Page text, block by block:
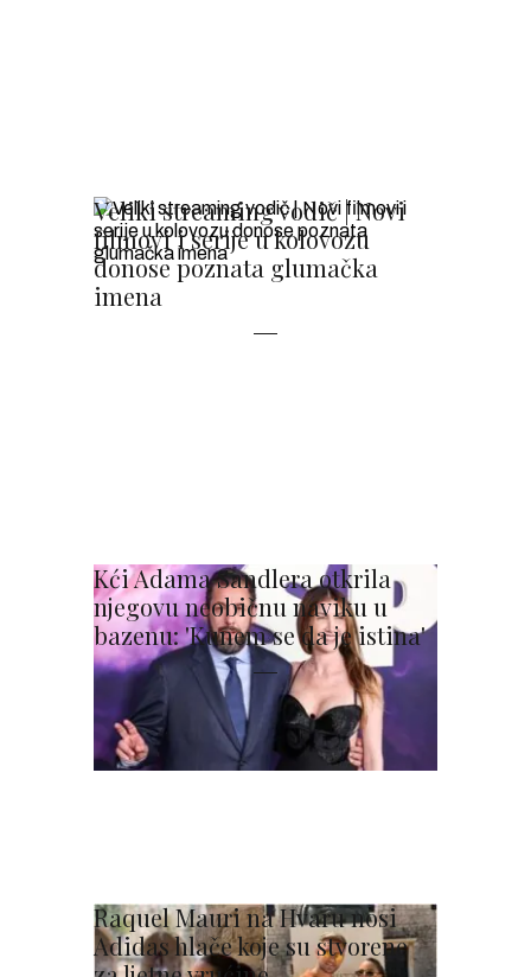
Veliki streaming vodič | Novi
filmovi i serije u kolovozu
donose poznata glumačka
imena
Kći Adama Sandlera otkrila
njegovu neobičnu naviku u
bazenu: 'Kunem se da je istina'
Raquel Mauri na Hvaru nosi
Adidas hlače koje su stvorene